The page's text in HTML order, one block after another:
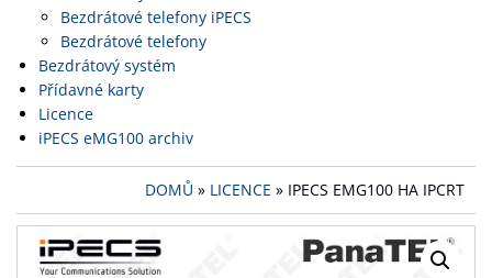
Bezdrátové telefony iPECS
Bezdrátové telefony
Bezdrátový systém
Přídavné karty
Licence
iPECS eMG100 archiv
DOMŮ » LICENCE » IPECS EMG100 HA IPCRT